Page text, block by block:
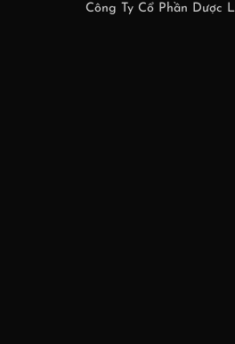
Công Ty Cổ Phần Dược